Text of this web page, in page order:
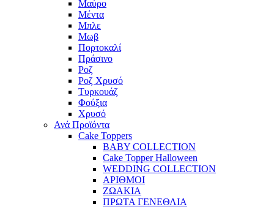
Μαύρο
Μέντα
Μπλε
Μωβ
Πορτοκαλί
Πράσινο
Ροζ
Ροζ Χρυσό
Τυρκουάζ
Φούξια
Χρυσό
Ανά Προϊόντα
Cake Toppers
BABY COLLECTION
Cake Topper Halloween
WEDDING COLLECTION
ΑΡΙΘΜΟΙ
ΖΩΑΚΙΑ
ΠΡΩΤΑ ΓΕΝΕΘΛΙΑ